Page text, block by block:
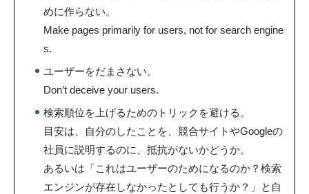
めに作らない。
Make pages primarily for users, not for search engine
s.
ユーザーをだまさない。
Don’t deceive your users.
検索順位を上げるためのトリックを避ける。
目安は、自分のしたことを、競合サイトやGoogleの
社員に説明するのに、抵抗がないかどうか。
あるいは「これはユーザーのためになるのか？検索
エンジンが存在しなかったとしても行うか？」と自